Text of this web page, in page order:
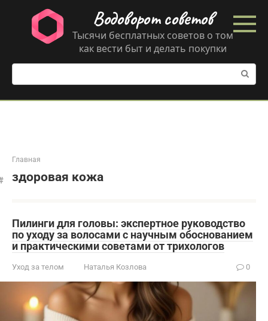
контенту
Водоворот советов
Тысячи бесплатных советов о том
как вести быт и делать покупки
Поиск:
Главная
здоровая кожа
Пилинги для головы: экспертное руководство
по уходу за волосами с научным обоснованием
и практическими советами от трихологов
Уход за телом Наталья Козлова 0